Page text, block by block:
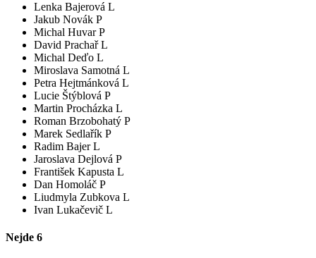
Lenka Bajerová L
Jakub Novák P
Michal Huvar P
David Prachař L
Michal Deďo L
Miroslava Samotná L
Petra Hejtmánková L
Lucie Štýblová P
Martin Procházka L
Roman Brzobohatý P
Marek Sedlařík P
Radim Bajer L
Jaroslava Dejlová P
František Kapusta L
Dan Homoláč P
Liudmyla Zubkova L
Ivan Lukačevič L
Nejde 6